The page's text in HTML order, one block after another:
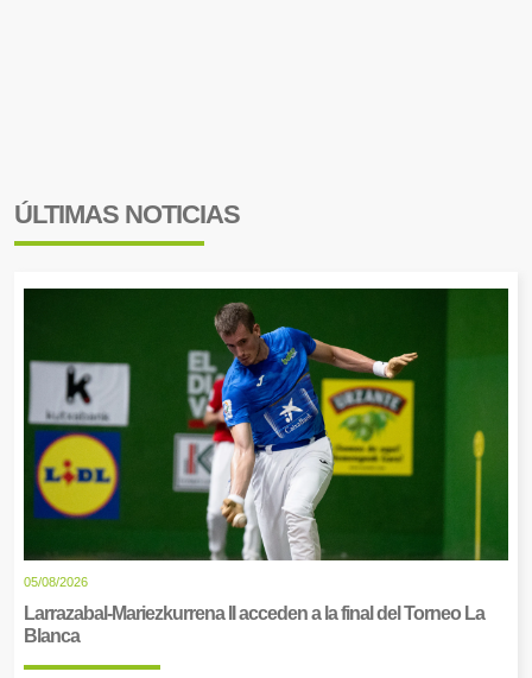
ÚLTIMAS NOTICIAS
05/08/2026
Larrazabal-Mariezkurrena II acceden a la final del Torneo La
Blanca